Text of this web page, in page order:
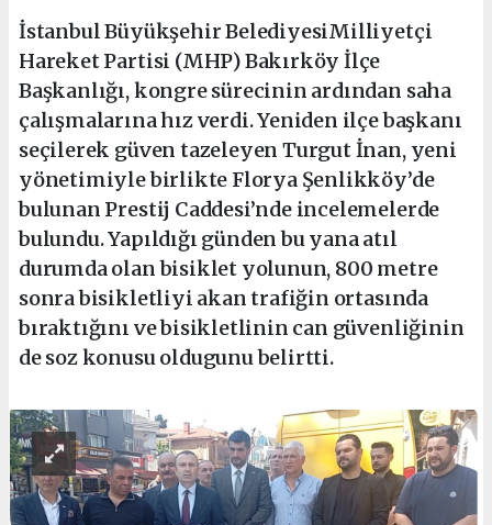
İstanbul Büyükşehir BelediyesiMilliyetçi
Hareket Partisi (MHP) Bakırköy İlçe
Başkanlığı, kongre sürecinin ardından saha
çalışmalarına hız verdi. Yeniden ilçe başkanı
seçilerek güven tazeleyen Turgut İnan, yeni
yönetimiyle birlikte Florya Şenlikköy’de
bulunan Prestij Caddesi’nde incelemelerde
bulundu. Yapıldığı günden bu yana atıl
durumda olan bisiklet yolunun, 800 metre
sonra bisikletliyi akan trafiğin ortasında
bıraktığını ve bisikletlinin can güvenliğinin
de soz konusu oldugunu belirtti.